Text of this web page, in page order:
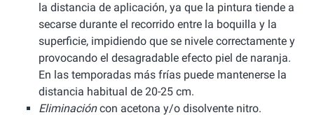
la distancia de aplicación, ya que la pintura tiende a
secarse durante el recorrido entre la boquilla y la
superficie, impidiendo que se nivele correctamente y
provocando el desagradable efecto piel de naranja.
En las temporadas más frías puede mantenerse la
distancia habitual de 20-25 cm.
Eliminacióncon acetona y/o disolvente nitro.